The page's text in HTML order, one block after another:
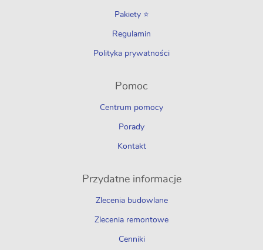
Pakiety ⭐
Regulamin
Polityka prywatności
Pomoc
Centrum pomocy
Porady
Kontakt
Przydatne informacje
Zlecenia budowlane
Zlecenia remontowe
Cenniki